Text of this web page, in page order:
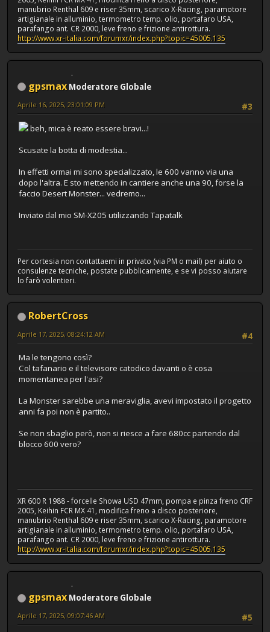
manubrio Renthal 609 e riser 35mm, scarico X-Racing, paramotore
artigianale in alluminio, termometro temp. olio, portafaro USA,
parafango ant. CR 2000, leve freno e frizione antirottura.
http://www.xr-italia.com/forumxr/index.php?topic=45005.135
gpsmax Moderatore Globale
#3
Aprile 16, 2025, 23:01:09 PM
beh, mica è reato essere bravi...!
Scusate la botta di modestia...
In effetti ormai mi sono specializzato, le 600 vanno via una
dopo l'altra. E sto mettendo in cantiere anche una 90, forse la
faccio Desert Monster... vedremo...
Inviato dal mio SM-X205 utilizzando Tapatalk
Per cortesia non contattaemi in privato (via PM o mail) per aiuto o
consulenze tecniche, postate pubblicamente, e se vi posso aiutare
lo farò volentieri.
RobertCross
#4
Aprile 17, 2025, 08:24:12 AM
Ma le tengono così?
Col tafanario e il televisore catodico davanti o è cosa
momentanea per l'asi?
La Monster sarebbe una meraviglia, avevi impostato il progetto
anni fa poi non è partito..
Se non sbaglio però, non si riesce a fare 680cc partendo dal
blocco 600 vero?
XR 600 R 1988 - forcelle Showa USD 47mm, pompa e pinza freno CRF
2005, Keihin FCR MX 41, modifica freno a disco posteriore,
manubrio Renthal 609 e riser 35mm, scarico X-Racing, paramotore
artigianale in alluminio, termometro temp. olio, portafaro USA,
parafango ant. CR 2000, leve freno e frizione antirottura.
http://www.xr-italia.com/forumxr/index.php?topic=45005.135
gpsmax Moderatore Globale
#5
Aprile 17, 2025, 09:07:46 AM